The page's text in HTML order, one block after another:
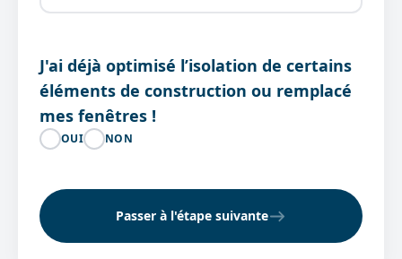
J'ai déjà optimisé l’isolation de certains
éléments de construction ou remplacé
mes fenêtres !
OUI NON
Passer à l'étape suivante